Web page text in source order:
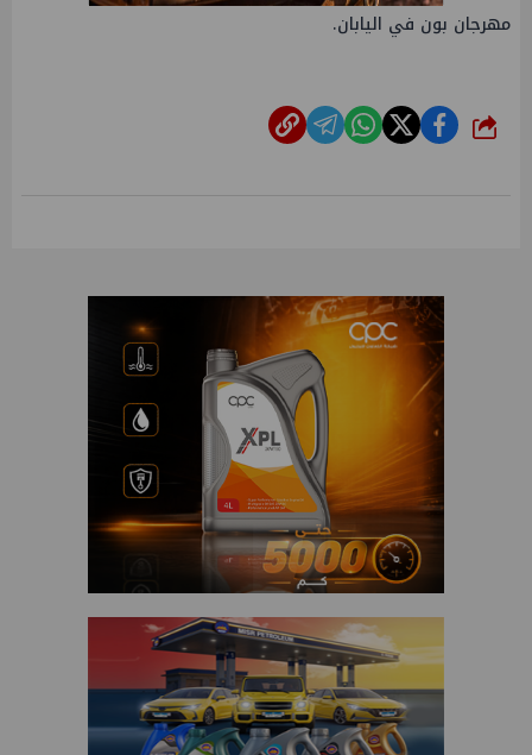
مهرجان بون في اليابان.
شارك